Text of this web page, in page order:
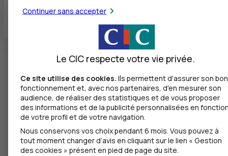
Toutes les localités
Continuer sans accepter
Le CIC respecte votre vie privée.
Ce site utilise des cookies. Ils permettent d'assurer son bon
fonctionnement et, avec nos partenaires, d'en mesurer son
audience, de réaliser des statistiques et de vous proposer
des informations et de la publicité personnalisées en
de votre profil et de votre navigation.
Nous conservons vos choix pendant 6 mois. Vous pouvez à
tout moment changer d’avis en cliquant sur le lien « Gestion
des cookies » présent en pied de page du site.